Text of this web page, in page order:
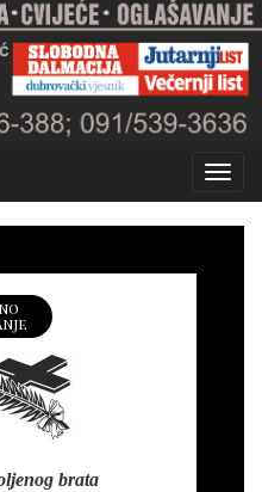
brata